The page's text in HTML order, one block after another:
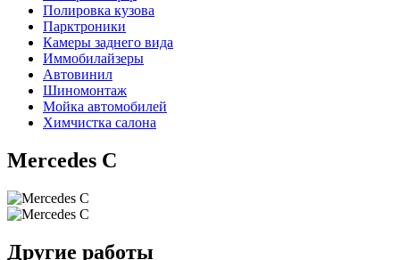
Полировка кузова
Парктроники
Камеры заднего вида
Иммобилайзеры
Автовинил
Шиномонтаж
Мойка автомобилей
Химчистка салона
Mercedes C
Другие работы